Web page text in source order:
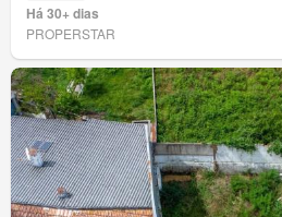
Há 30+ dias
PROPERSTAR